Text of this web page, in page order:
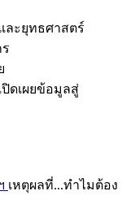
ละยุทธศาสตร์
ปิดเผยข้อมูลสู่
เหตุผลที่...ทำไมต้อง